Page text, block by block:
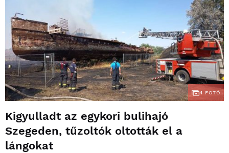
4 FOTÓ
Kigyulladt az egykori bulihajó
Szegeden, tűzoltók oltották el a
lángokat